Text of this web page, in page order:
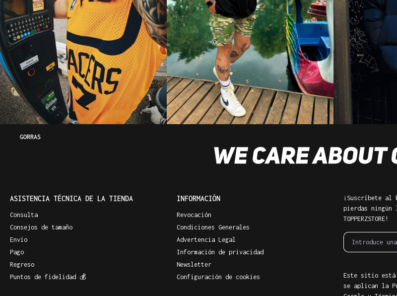
GORRAS
ASISTENCIA TÉCNICA DE LA TIENDA
Consulta
Consejos de tamaño
Envío
Pago
Regreso
Puntos de fidelidad 💰
INFORMACIÓN
Revocación
Condiciones Generales
Advertencia Legal
Información de privacidad
Newsletter
Configuración de cookies
¡Suscríbete
pierdas ningún
TOPPERZSTORE!
Este sitio está
se aplican la